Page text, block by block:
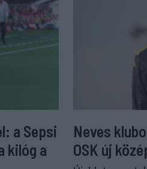
a Sepsi
kilóg a
Neves
OSK új